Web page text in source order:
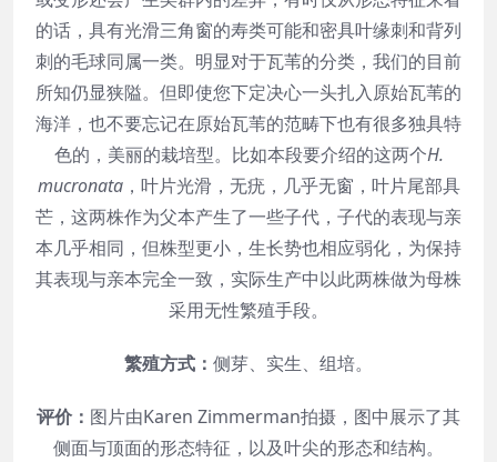
的话，具有光滑三角窗的寿类可能和密具叶缘刺和背列
刺的毛球同属一类。明显对于瓦苇的分类，我们的目前
所知仍显狭隘。但即使您下定决心一头扎入原始瓦苇的
海洋，也不要忘记在原始瓦苇的范畴下也有很多独具特
色的，美丽的栽培型。比如本段要介绍的这两个H.
mucronata，叶片光滑，无疣，几乎无窗，叶片尾部具
芒，这两株作为父本产生了一些子代，子代的表现与亲
本几乎相同，但株型更小，生长势也相应弱化，为保持
其表现与亲本完全一致，实际生产中以此两株做为母株
采用无性繁殖手段。
繁殖方式： 侧芽、实生、组培。
评价： 图片由Karen Zimmerman拍摄，图中展示了其
侧面与顶面的形态特征，以及叶尖的形态和结构。